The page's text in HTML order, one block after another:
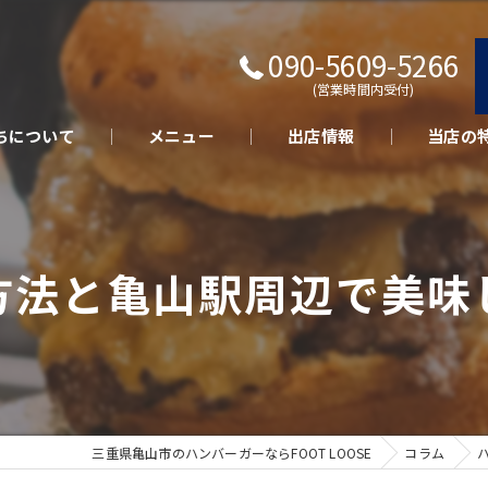
090-5609-5266
(営業時間内受付)
について メニュー 出店情報 当店の
キッチン
テイクア
さくらポ
美味しい
と亀山駅周辺で美
三重県亀山市のハンバーガーならFOOT LOOSE コラム